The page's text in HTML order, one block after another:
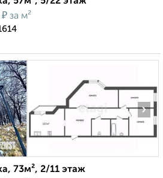
₽ за м²
›
73м², 2/11 этаж